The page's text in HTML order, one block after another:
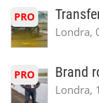
PRO
Londra,
PRO Brand
Londra,